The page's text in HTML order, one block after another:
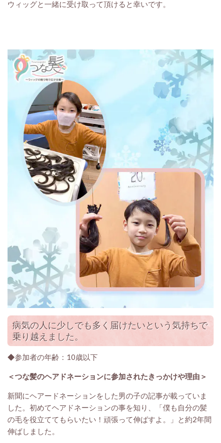
ウィッグと一緒に受け取って頂けると幸いです。
病気の人に少しでも多く届けたいという気持ちで
乗り越えました。
◆参加者の年齢：10歳以下
＜つな髪のヘアドネーションに参加されたきっかけや理由＞
新聞にヘアードネーションをした男の子の記事が載っていま
した。初めてヘアドネーションの事を知り、「僕も自分の髪
の毛を役立ててもらいたい！頑張って伸ばすよ。」と約2年間
伸ばしました。